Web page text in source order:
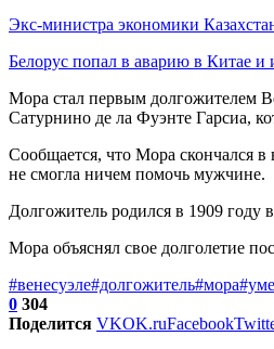
Экс-министра экономики
Белорус попал в аварию в Китае
Мора стал первым долгожителем
Сатурнино де ла Фуэнте Гарсиа,
Сообщается, что Мора скончался
не смогла ничем помочь мужчине.
Долгожитель родился в 1909 году
Мора объяснял свое долголетие
#венесуэле#долгожитель#мора
0 304
Поделится VKOK.ruFacebook